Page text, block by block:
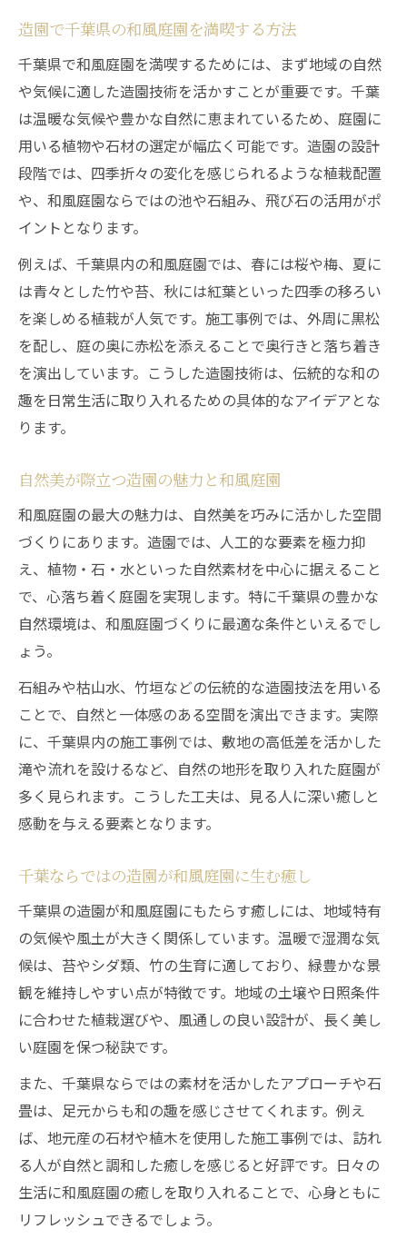
心安らぐ和風庭園を造園で実現するコツ
造園で工夫した千葉の和風庭園の魅力発見
千葉県の造園事例に学ぶ和の庭の作り方
和風庭園づくりの基本と千葉の特色解説
造園の基礎知識と千葉の和風庭園の特徴
千葉県で試したい和風庭園造園の基本工程
和風庭園造園における千葉の伝統的要素
千葉の気候に合う造園手法と和風庭園設計
造園で際立つ千葉の和風庭園の個性とは
四季を楽しむ千葉の造園アイデア集
造園で叶える千葉の和風庭園の四季の表情
和風庭園の季節感を造園で演出するテクニ
ック
四季折々の造園アイデアが和風庭園を豊か
に
造園技術で千葉の和風庭園に四季を取り込
む
伝統美を生かした造園が叶える和風庭園
和風庭園の美しさを造園技術で引き立てる
造園の歴史が千葉の和風庭園に息づく理由
伝統的造園手法と和風庭園づくりの関係
千葉県で注目の造園事例と和庭づくりの工夫
千葉の造園事例に見る和風庭園の新提案
和風庭園造園の実例で学ぶ千葉の魅力
千葉県で人気の造園と和風庭園のヒント
造園技術の進化が千葉の和風庭園を変える
造園で千葉県の和風庭園を満喫する方法
千葉県で和風庭園を満喫するためには、まず地域の自然
や気候に適した造園技術を活かすことが重要です。千葉
は温暖な気候や豊かな自然に恵まれているため、庭園に
用いる植物や石材の選定が幅広く可能です。造園の設計
段階では、四季折々の変化を感じられるような植栽配置
や、和風庭園ならではの池や石組み、飛び石の活用がポ
イントとなります。
例えば、千葉県内の和風庭園では、春には桜や梅、夏に
は青々とした竹や苔、秋には紅葉といった四季の移ろい
を楽しめる植栽が人気です。施工事例では、外周に黒松
を配し、庭の奥に赤松を添えることで奥行きと落ち着き
を演出しています。こうした造園技術は、伝統的な和の
趣を日常生活に取り入れるための具体的なアイデアとな
ります。
自然美が際立つ造園の魅力と和風庭園
和風庭園の最大の魅力は、自然美を巧みに活かした空間
づくりにあります。造園では、人工的な要素を極力抑
え、植物・石・水といった自然素材を中心に据えること
で、心落ち着く庭園を実現します。特に千葉県の豊かな
自然環境は、和風庭園づくりに最適な条件といえるでし
ょう。
石組みや枯山水、竹垣などの伝統的な造園技法を用いる
ことで、自然と一体感のある空間を演出できます。実際
に、千葉県内の施工事例では、敷地の高低差を活かした
滝や流れを設けるなど、自然の地形を取り入れた庭園が
多く見られます。こうした工夫は、見る人に深い癒しと
感動を与える要素となります。
千葉ならではの造園が和風庭園に生む癒し
千葉県の造園が和風庭園にもたらす癒しには、地域特有
の気候や風土が大きく関係しています。温暖で湿潤な気
候は、苔やシダ類、竹の生育に適しており、緑豊かな景
観を維持しやすい点が特徴です。地域の土壌や日照条件
に合わせた植栽選びや、風通しの良い設計が、長く美し
い庭園を保つ秘訣です。
また、千葉県ならではの素材を活かしたアプローチや石
畳は、足元からも和の趣を感じさせてくれます。例え
ば、地元産の石材や植木を使用した施工事例では、訪れ
る人が自然と調和した癒しを感じると好評です。日々の
生活に和風庭園の癒しを取り入れることで、心身ともに
リフレッシュできるでしょう。